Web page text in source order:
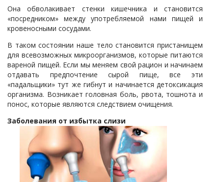
Она обволакивает стенки кишечника и становится
«посредником» между употребляемой нами пищей и
кровеносными сосудами.
В таком состоянии наше тело становится пристанищем
для всевозможных микроорганизмов, которые питаются
вареной пищей. Если мы меняем свой рацион и начинаем
отдавать предпочтение сырой пище, все эти
«падальщики» тут же гибнут и начинается детоксикация
организма. Возникает головная боль, рвота, тошнота и
понос, которые являются следствием очищения.
Заболевания от избытка слизи